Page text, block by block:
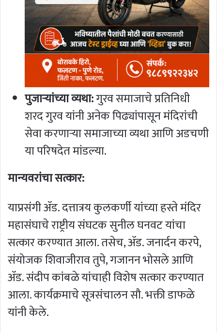
पुजाऱ्यांच्या व्यथा:गुरव समाजाचे प्रतिनिधी
शरद गुरव यांनी अनेक पिढ्यांपासून मंदिरांची
सेवा करणाऱ्या समाजाच्या व्यथा आणि अडचणी
या परिषदेत मांडल्या.
मान्यवरांचा सत्कार:
याप्रसंगी ॲड. दत्तात्रय कुलकर्णी यांच्या हस्ते मंदिर
महासंघाचे राष्ट्रीय संघटक सुनील घनवट यांचा
सत्कार करण्यात आला. तसेच, ॲड. जनार्दन करपे,
संयोजक शिवाजीराव तुपे, गजानन भोसले आणि
ॲड. संदीप कांबळे यांचाही विशेष सत्कार करण्यात
आला. कार्यक्रमाचे सूत्रसंचालन सौ. भक्ती डाफळे
यांनी केले.